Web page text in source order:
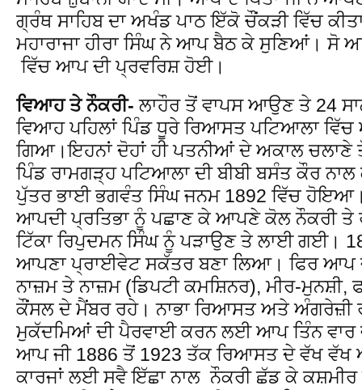
ਗ੍ਰੰਥ ਸਾਹਿਬ ਦਾ ਅਖੰਡ ਪਾਠ ਇੱਕੋ ਚੌਂਕੜੀ ਵਿੱਚ
ਮਹਾਰਾਜਾ ਹੀਰਾ ਸਿੰਘ ਨੇ ਆਪ ਬੈਠ ਕੇ ਸੁਣਿਆਂ। ਸੋ
ਵਿੱਚ ਆਪ ਦੀ ਪ੍ਰਵਰਿਸ਼ ਹੋਈ।
ਵਿਆਹ ਤੇ ਨੌਕਰੀ- ਲਾਹੌਰ ਤੋਂ ਵਾਪਸ ਆਉਣ ਤੇ 24
ਵਿਆਹ ਪਹਿਲਾਂ ਪਿੰਡ ਧੂਰੇ ਰਿਆਸਤ ਪਟਿਆਲਾ
ਗਿਆ।ਇਹਨਾਂ ਦੋਹਾਂ ਹੀ ਪਤਨੀਆਂ ਦੇ ਅਕਾਲ ਚਲਾਣੇ
ਪਿੰਡ ਰਾਮਗੜ੍ਹ ਪਟਿਆਲਾ ਦੀ ਬੀਬੀ ਬਸੰਤ ਕੌਰ
ਪੁੱਤਰ ਭਾਈ ਭਗਵੰਤ ਸਿੰਘ ਜਨਮ 1892 ਵਿੱਚ ਹੋਇਆ।
ਆਪਦੀ ਪ੍ਰਤਿਭਾ ਨੂੰ ਪਛਾਣ ਕੇ ਆਪਣੇ ਕੋਲ ਨੌਕਰੀ
ਟਿੱਕਾ ਰਿਪੁਦਮਨ ਸਿੰਘ ਨੂੰ ਪੜਾਉਣ ਤੇ ਲਾਈ ਗਈ।
ਆਪਣਾ ਪ੍ਰਾਈਵੇਟ ਸਕੱਤਰ ਬਣਾ ਲਿਆ। ਫਿਰ ਆਪ
ਨਾਜ਼ਮ ਤੇ ਨਾਜ਼ਮ (ਡਿਪਟੀ ਕਮਸ਼ਿਨਰ), ਮੀਰ-
ਕੌਂਸਲ ਦੇ ਮੈਂਬਰ ਰਹੇ। ਨਾਭਾ ਰਿਆਸਤ ਅਤੇ ਅੰਗਰੇਜ਼ੀ
ਮੁਕੱਦਮਿਆਂ ਦੀ ਪੈਰਵਾਈ ਕਰਨ ਲਈ ਆਪ ਤਿੰਨ ਵਾਰ
ਆਪ ਜੀ 1886 ਤੋਂ 1923 ਤੱਕ ਰਿਆਸਤ ਦੇ ਵੱਖ
ਕਾਰਜਾਂ ਲਈ ਸਵੈ ਇੱਛਾ ਨਾਲ ਨੌਕਰੀ ਛੱਡ ਕੇ